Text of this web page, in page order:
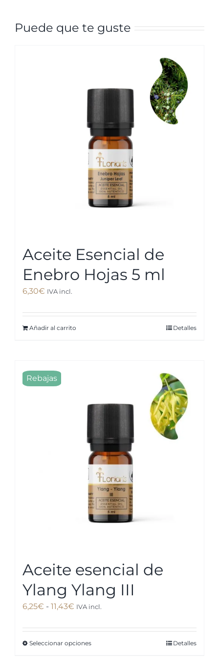
Puede que te guste
Aceite Esencial de
Enebro Hojas 5 ml
6,30€ IVA incl.
Añadir al carrito Detalles
Rebajas
Aceite esencial de
Ylang Ylang III
6,25€ - 11,43€Rango
precios:
desde
IVA incl.
Seleccionar opcionesEste
Detalles